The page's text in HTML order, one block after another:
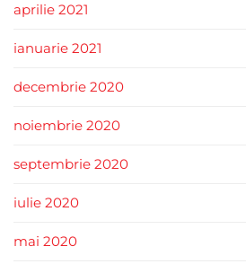
aprilie 2021
ianuarie 2021
decembrie 2020
noiembrie 2020
septembrie 2020
iulie 2020
mai 2020